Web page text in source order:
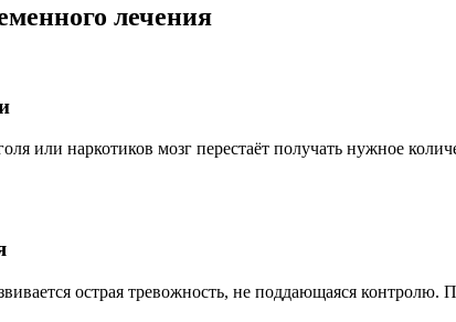
лечения
или наркотиков мозг перестаёт получать нужное
острая тревожность, не поддающаяся контролю.